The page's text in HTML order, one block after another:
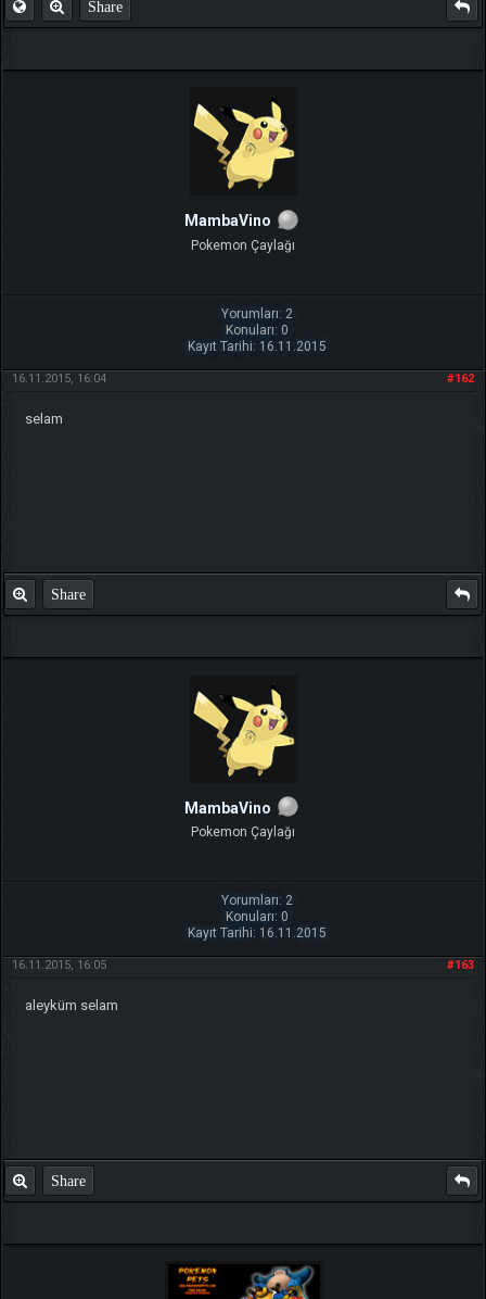
Share
MambaVino
Pokemon Çaylağı
Yorumları: 2
Konuları: 0
Kayıt Tarihi: 16.11.2015
#162
16.11.2015, 16:04
selam
Share
MambaVino
Pokemon Çaylağı
Yorumları: 2
Konuları: 0
Kayıt Tarihi: 16.11.2015
#163
16.11.2015, 16:05
aleyküm selam
Share